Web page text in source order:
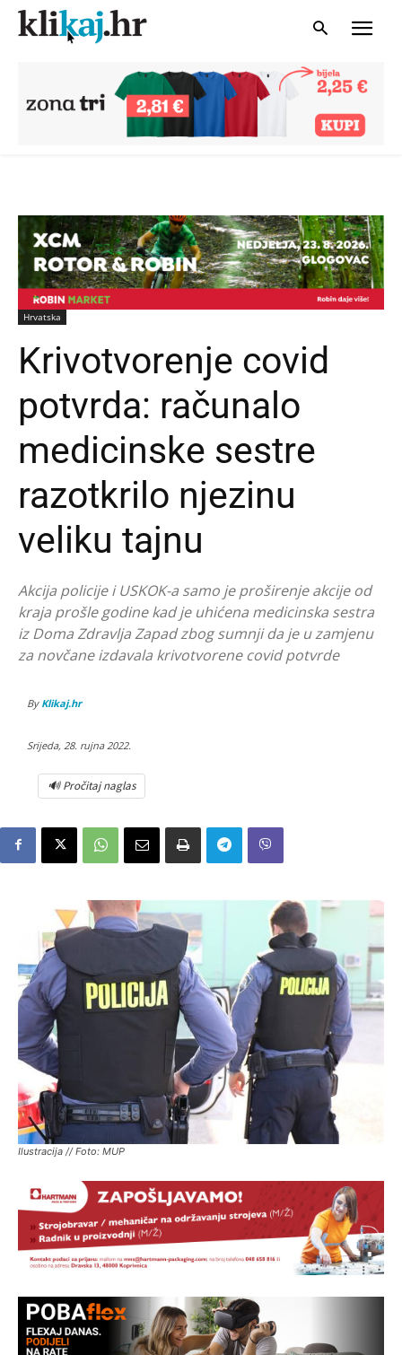
Hrvatska
Krivotvorenje covid
potvrda: računalo
medicinske sestre
razotkrilo njezinu
veliku tajnu
Akcija policije i USKOK-a samo je proširenje akcije od
kraja prošle godine kad je uhićena medicinska sestra
iz Doma Zdravlja Zapad zbog sumnji da je u zamjenu
za novčane izdavala krivotvorene covid potvrde
By Klikaj.hr
Srijeda, 28. rujna 2022.
🔊 Pročitaj naglas
Ilustracija // Foto: MUP